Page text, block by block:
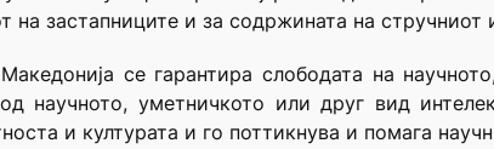
на застапниците и за содржината на стручниот
се гарантира слободата на
научното, уметничкото или друг вид
и културата и го поттикнува и помага